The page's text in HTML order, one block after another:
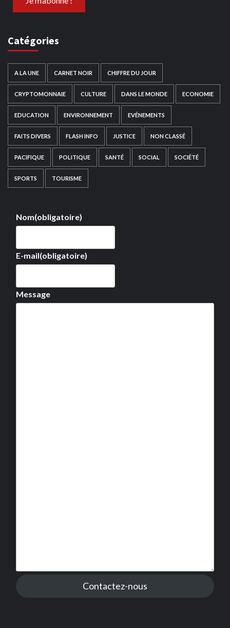
Catégories
A LA UNE CARNET NOIR CHIFFRE DU JOUR
CRYPTOMONNAIE CULTURE DANS LE MONDE ECONOMIE
EDUCATION ENVIRONNEMENT EVÉNEMENTS
FAITS DIVERS FLASH INFO JUSTICE NON CLASSÉ
PACIFIQUE POLITIQUE SANTÉ SOCIAL SOCIÉTÉ
SPORTS TOURISME
Nom(obligatoire)
E-mail(obligatoire)
Message
Contactez-nous